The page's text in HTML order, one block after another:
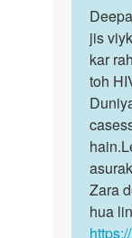
Deepak
bete
ab
kya
sthiti…
jis
kar
toh
Zara
hua